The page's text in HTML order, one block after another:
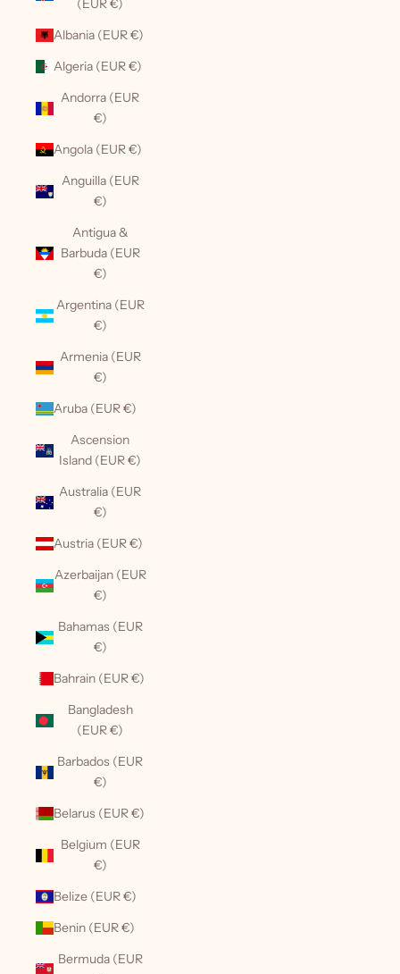
(EUR €)
Albania (EUR €)
Algeria (EUR €)
Andorra (EUR
€)
Angola (EUR €)
Anguilla (EUR
€)
Antigua &
Barbuda (EUR
€)
Argentina (EUR
€)
Armenia (EUR
€)
Aruba (EUR €)
Ascension
Island (EUR €)
Australia (EUR
€)
Austria (EUR €)
Azerbaijan (EUR
€)
Bahamas (EUR
€)
Bahrain (EUR €)
Bangladesh
(EUR €)
Barbados (EUR
€)
Belarus (EUR €)
Belgium (EUR
€)
Belize (EUR €)
Benin (EUR €)
Bermuda (EUR